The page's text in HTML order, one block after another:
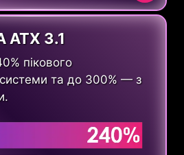
3.1
пікового
та до 300% — з